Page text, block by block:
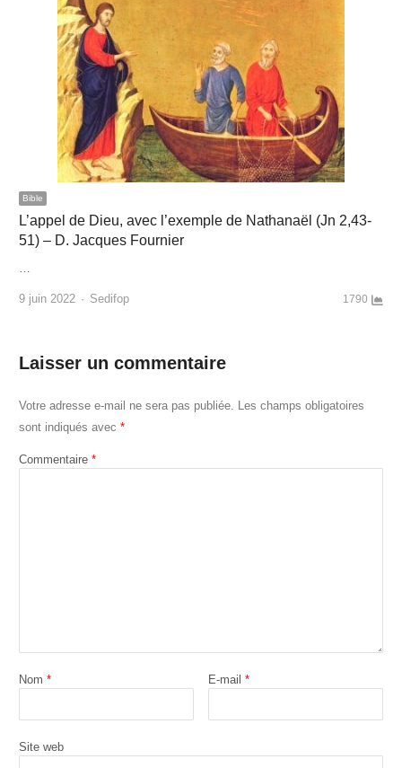
Bible
L’appel de Dieu, avec l’exemple de Nathanaël (Jn 2,43-
51) – D. Jacques Fournier
…
9 juin 2022 Author
Sedifop 1790
Laisser un commentaire
Votre adresse e-mail ne sera pas publiée.
Les champs obligatoires
sont indiqués avec *
Commentaire *
Nom * E-mail*
Site web